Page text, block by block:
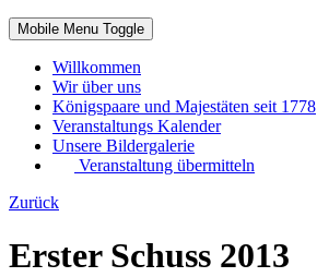
Mobile Menu Toggle
Willkommen
Wir über uns
Königspaare und Majestäten seit 1778
Veranstaltungs Kalender
Unsere Bildergalerie
Veranstaltung übermitteln
Zurück
Erster Schuss 2013